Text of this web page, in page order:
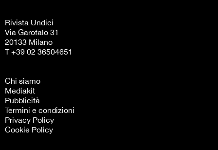
Rivista Undici
Via Garofalo 31
20133 Milano
T +39 02 36504651
Chi siamo
Mediakit
Pubblicità
Termini e condizioni
Privacy Policy
Cookie Policy